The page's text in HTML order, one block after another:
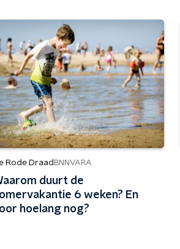
Rode Draad BNNVARA
duurt de
6 weken? En
hoelang nog?